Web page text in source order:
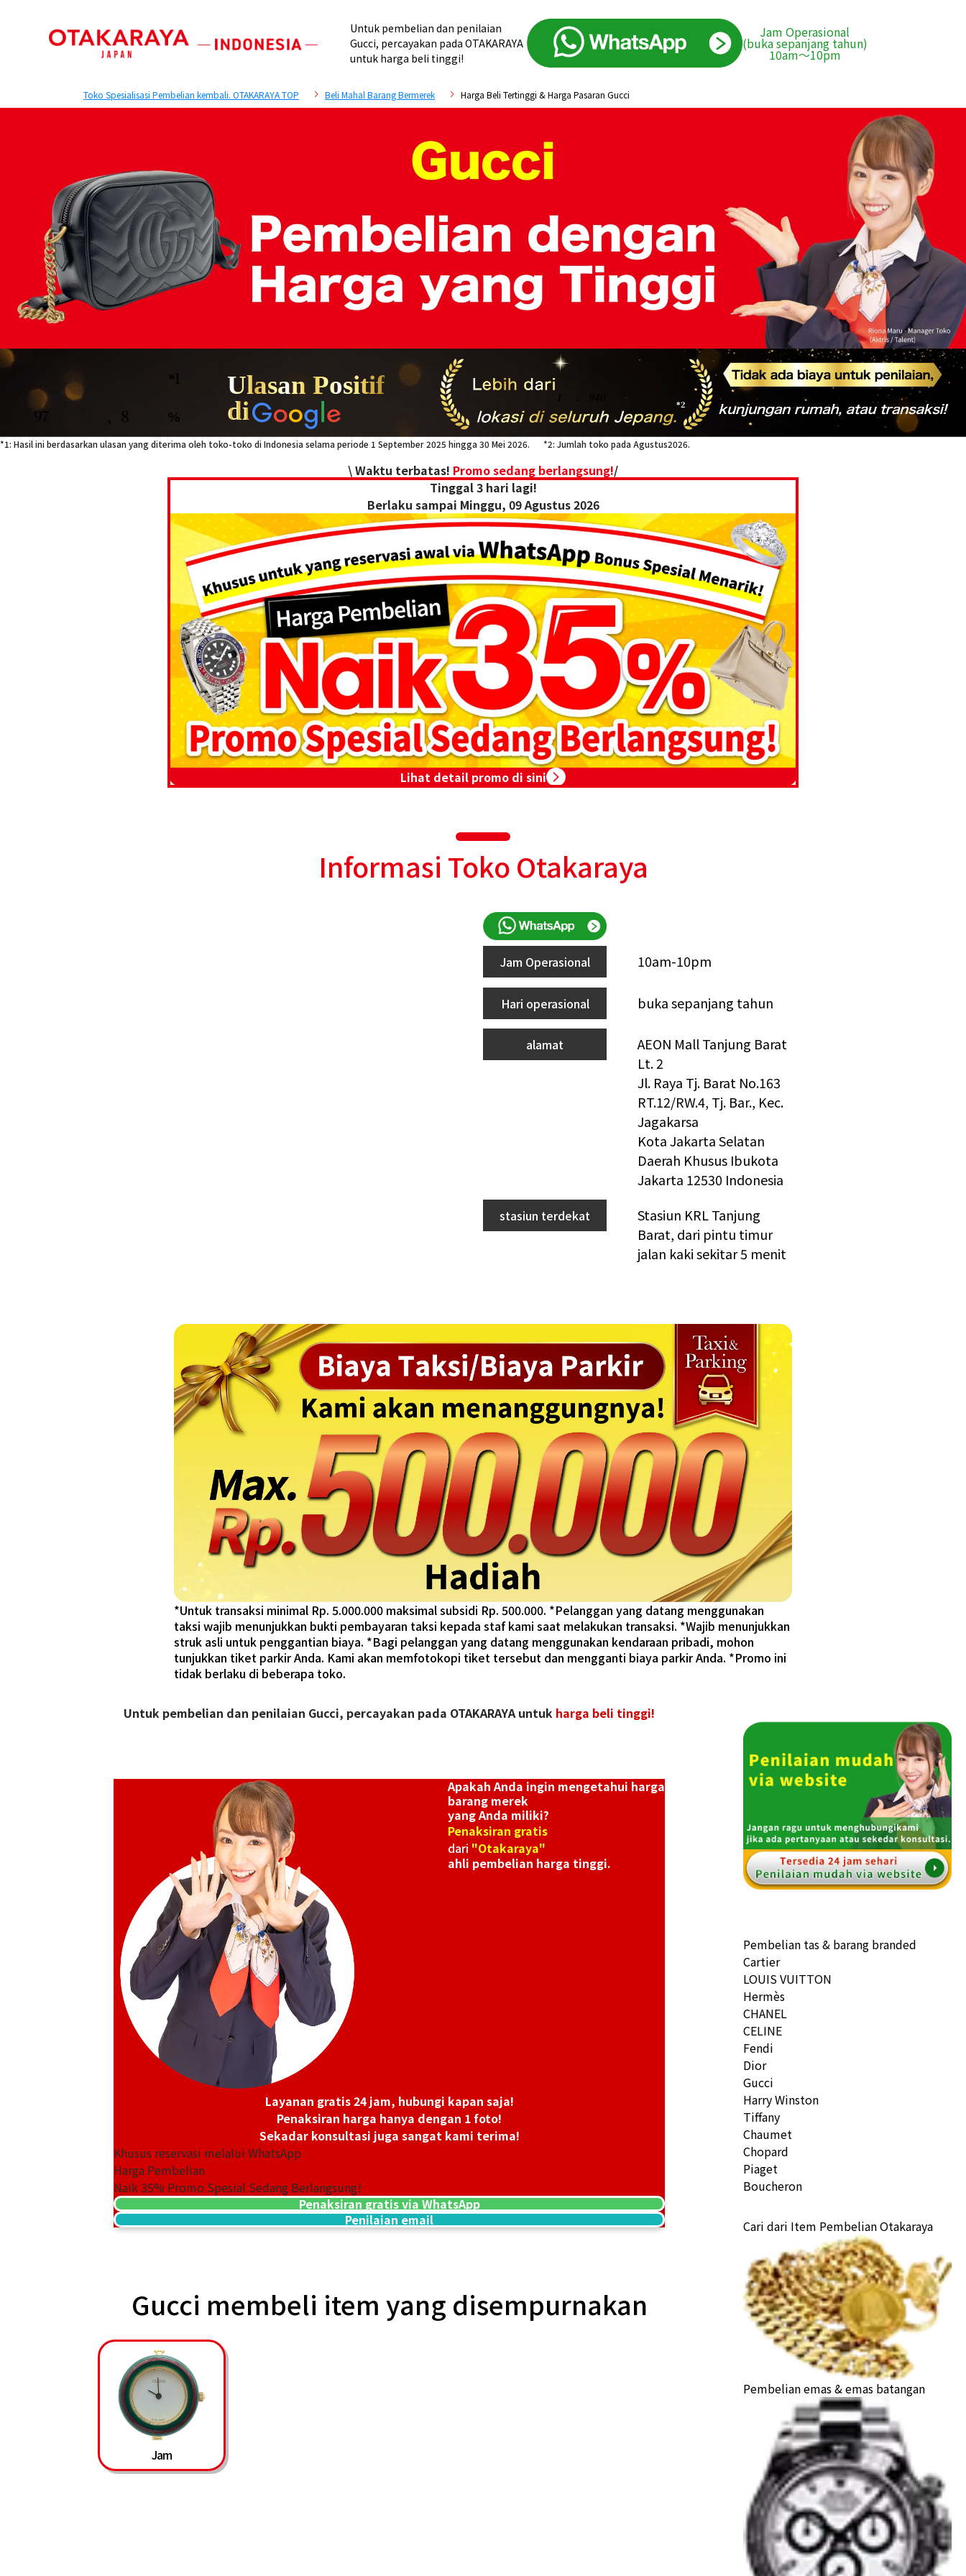
Untuk pembelian dan penilaian
Gucci, percayakan pada OTAKARAYA
untuk harga beli tinggi!
Jam Operasional
(buka sepanjang tahun)
10am〜10pm
Toko Spesialisasi Pembelian kembali. OTAKARAYA TOP Beli Mahal Barang Bermerek Harga Beli Tertinggi & Harga Pasaran Gucci
97 , 8 %
*1
Ulasan Positif
di
1
*2
*1: Hasil ini berdasarkan ulasan yang diterima oleh toko-toko di Indonesia selama periode 1 September 2025 hingga 30 Mei 2026. *2: Jumlah toko pada Agustus2026.
Promo sedang berlangsung!
\ Waktu terbatas! Promo sedang berlangsung!/
Tinggal 3 hari lagi!
Berlaku sampai Minggu, 09 Agustus 2026
Lihat detail promo di sini
Informasi Toko Otakaraya
Jam Operasional 10am-10pm
Hari operasional buka sepanjang tahun
alamat
AEON Mall Tanjung Barat
Lt. 2
Jl. Raya Tj. Barat No.163
RT.12/RW.4, Tj. Bar., Kec.
Jagakarsa
Kota Jakarta Selatan
Daerah Khusus Ibukota
Jakarta 12530 Indonesia
stasiun terdekat
Stasiun KRL Tanjung
Barat, dari pintu timur
jalan kaki sekitar 5 menit
*Untuk transaksi minimal Rp. 5.000.000 maksimal subsidi Rp. 500.000. *Pelanggan yang datang menggunakan
taksi wajib menunjukkan bukti pembayaran taksi kepada staf kami saat melakukan transaksi. *Wajib menunjukkan
struk asli untuk penggantian biaya. *Bagi pelanggan yang datang menggunakan kendaraan pribadi, mohon
tunjukkan tiket parkir Anda. Kami akan memfotokopi tiket tersebut dan mengganti biaya parkir Anda. *Promo ini
tidak berlaku di beberapa toko.
Untuk pembelian dan penilaian Gucci, percayakan pada OTAKARAYA untuk harga beli tinggi!
Apakah Anda ingin mengetahui harga
barang merek
yang Anda miliki?
Penaksiran gratis
dari "Otakaraya"
ahli pembelian harga tinggi.
Layanan gratis 24 jam, hubungi kapan saja!
Penaksiran harga hanya dengan 1 foto!
Sekadar konsultasi juga sangat kami terima!
Khusus reservasi melalui WhatsApp
Harga Pembelian
Naik35% Promo Spesial Sedang Berlangsung!
Penaksiran gratis via WhatsApp
Penilaian email
Gucci membeli item yang disempurnakan
Jam
Pembelian tas & barang branded
Cartier
LOUIS VUITTON
Hermès
CHANEL
CELINE
Fendi
Dior
Gucci
Harry Winston
Tiffany
Chaumet
Chopard
Piaget
Boucheron
Cari dari Item Pembelian Otakaraya
Pembelian emas & emas batangan